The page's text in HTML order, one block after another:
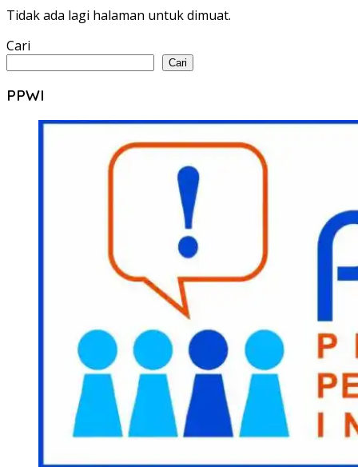
Tidak ada lagi halaman untuk dimuat.
Cari
Cari
PPWI